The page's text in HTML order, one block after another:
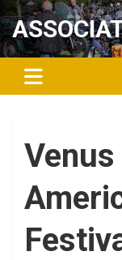
Aller
au
contenu